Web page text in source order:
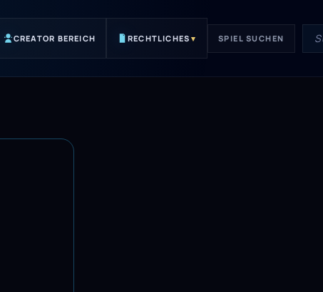
CREATOR BEREICH RECHTLICHES ▾ SPIEL SUCHEN